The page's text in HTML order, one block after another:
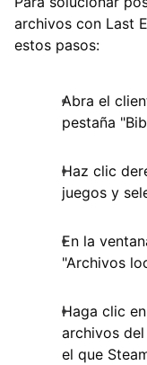
archivos con Last
estos pasos:
Abra el
pestaña
Haz clic
juegos y
En la
"Archivos
Haga clic
archivos
el que